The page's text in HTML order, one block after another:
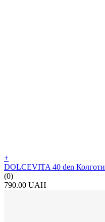
+
DOLCEVITA 40 den Колготи
(0)
790.00 UAH